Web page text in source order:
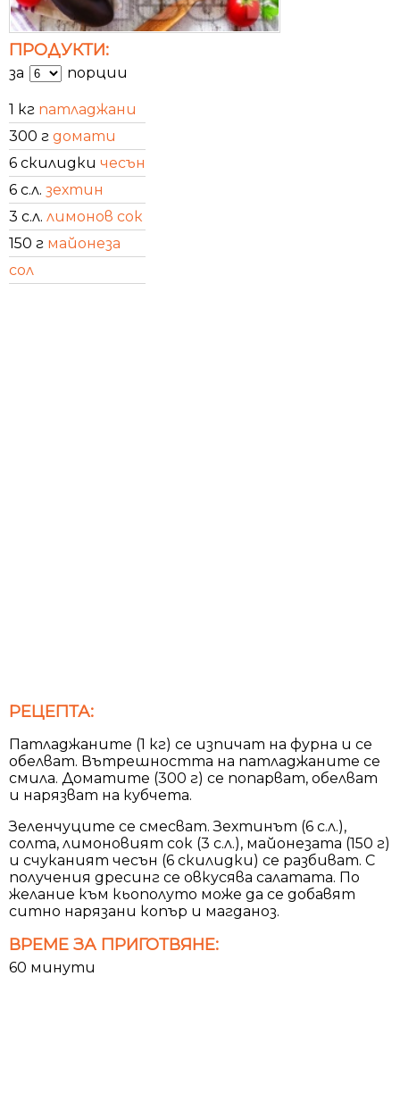
ПРОДУКТИ:
за порции
1 кг патладжани
300 г домати
6 скилидки чесън
6 с.л. зехтин
3 с.л. лимонов сок
150 г майонеза
сол
РЕЦЕПТА:
Патладжаните (1 кг) се изпичат на фурна и се
обелват. Вътрешността на патладжаните се
смила. Доматите (300 г) се попарват, обелват
и нарязват на кубчета.
Зеленчуците се смесват. Зехтинът (6 с.л.),
солта, лимоновият сок (3 с.л.), майонезата (150 г)
и счуканият чесън (6 скилидки) се разбиват. С
получения дресинг се овкусява салатата. По
желание към кьополуто може да се добавят
ситно нарязани копър и магданоз.
ВРЕМЕ ЗА ПРИГОТВЯНЕ:
60 минути